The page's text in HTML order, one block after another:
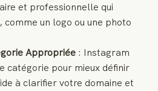
et professionnelle qui
un logo ou une photo
Appropriée : Instagram
catégorie pour mieux définir
à clarifier votre domaine et